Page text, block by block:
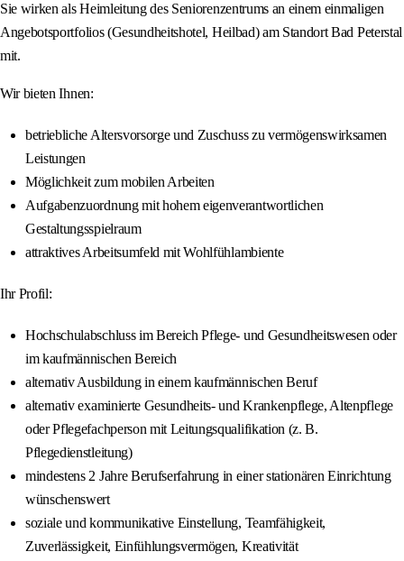
Sie wirken als Heimleitung des Seniorenzentrums an einem einmaligen
Angebotsportfolios (Gesundheitshotel, Heilbad) am Standort Bad Peterstal
mit.
Wir bieten Ihnen:
betriebliche Altersvorsorge und Zuschuss zu vermögenswirksamen
Leistungen
Möglichkeit zum mobilen Arbeiten
Aufgabenzuordnung mit hohem eigenverantwortlichen
Gestaltungsspielraum
attraktives Arbeitsumfeld mit Wohlfühlambiente
Ihr Profil:
Hochschulabschluss im Bereich Pflege- und Gesundheitswesen oder
im kaufmännischen Bereich
alternativ Ausbildung in einem kaufmännischen Beruf
alternativ examinierte Gesundheits- und Krankenpflege, Altenpflege
oder Pflegefachperson mit Leitungsqualifikation (z. B.
Pflegedienstleitung)
mindestens 2 Jahre Berufserfahrung in einer stationären Einrichtung
wünschenswert
soziale und kommunikative Einstellung, Teamfähigkeit,
Zuverlässigkeit, Einfühlungsvermögen, Kreativität